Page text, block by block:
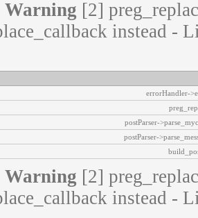
Warning [2]
instead -
errorHandler-
postParser-
postParser-
Warning [2]
instead -